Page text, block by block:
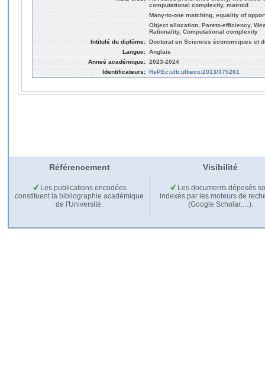
computational complexity, matroid
Many-to-one matching, equality of
Object allocation, Pareto-efficiency,
Rationality, Computational complexity
Intitulé du diplôme: Doctorat en Sciences économiques et
Langue: Anglais
Anneé académique: 2023-2024
Identificateurs: RePEc:ulb:ulbeco:2013/375261
Référencement Visibilité
Les publications encodées
constituent la bibliographie académique
de l'Université.
Les documents déposés
indexés par les moteurs de
(Google Scholar,…).